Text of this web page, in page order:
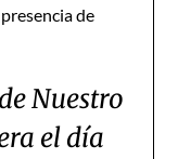
de
Nuestro
el día